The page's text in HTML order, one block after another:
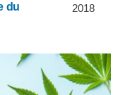
du
2018